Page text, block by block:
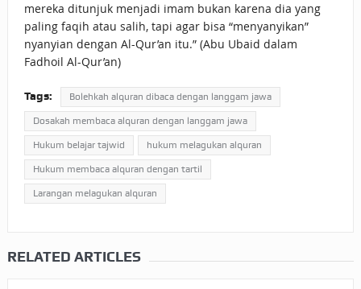
mereka ditunjuk menjadi imam bukan karena dia yang
paling faqih atau salih, tapi agar bisa “menyanyikan”
nyanyian dengan Al-Qur’an itu.” (Abu Ubaid dalam
Fadhoil Al-Qur’an)
Tags: Bolehkah alquran dibaca dengan langgam jawa
Dosakah membaca alquran dengan langgam jawa
Hukum belajar tajwid hukum melagukan alquran
Hukum membaca alquran dengan tartil
Larangan melagukan alquran
RELATED ARTICLES